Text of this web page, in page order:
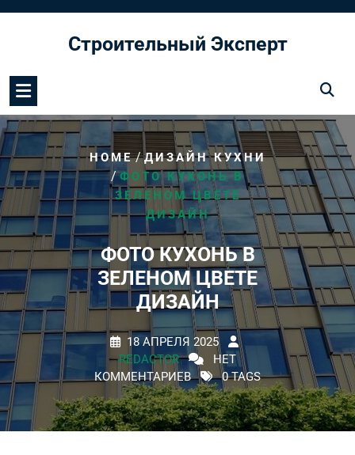
содержимомуСтроительный Эксперт
HOME/ДИЗАЙН КУХНИ
/ФОТО КУХОНЬ В
ЗЕЛЕНОМ ЦВЕТЕ
ДИЗАЙН
ФОТО КУХОНЬ В
ЗЕЛЕНОМ ЦВЕТЕ
ДИЗАЙН
18 АПРЕЛЯ 2025
REDACTOR
НЕТ
КОММЕНТАРИЕВ
0 TAGS